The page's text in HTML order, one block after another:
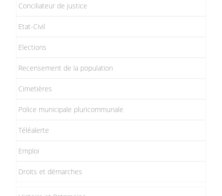
Conciliateur de justice
Etat-Civil
Elections
Recensement de la population
Cimetières
Police municipale pluricommunale
Téléalerte
Emploi
Droits et démarches